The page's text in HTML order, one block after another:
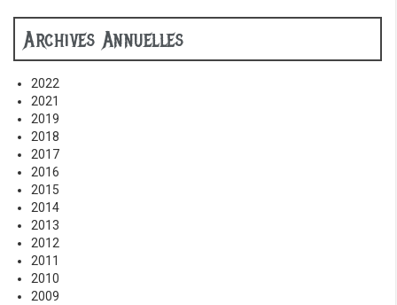
Archives Annuelles
2022
2021
2019
2018
2017
2016
2015
2014
2013
2012
2011
2010
2009